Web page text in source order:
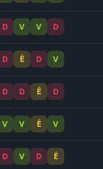
D V V D
D É D V
D D É D
V V É V
D V D É